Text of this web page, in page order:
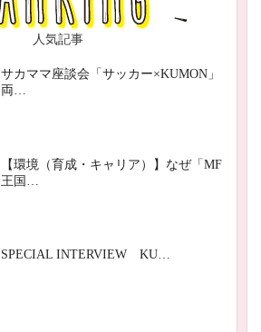
人気記事
サカママ座談会「サッカー×KUMON」
両…
【環境（育成・キャリア）】なぜ「MF
王国…
SPECIAL INTERVIEW KU…